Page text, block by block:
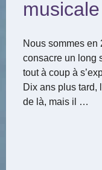
musicale
Nous sommes en
consacre un long
tout à coup à
Dix ans plus tard,
de là, mais il …